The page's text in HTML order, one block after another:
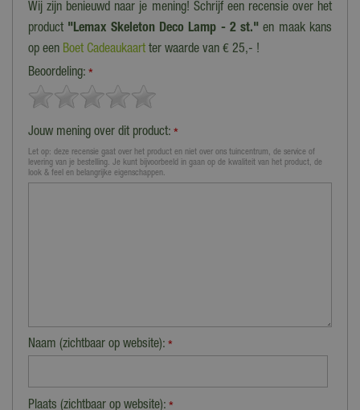
Wij zijn benieuwd naar je mening! Schrijf een recensie over het
product "Lemax Skeleton Deco Lamp - 2 st." en maak kans
op een Boet Cadeaukaart ter waarde van € 25,- !
Beoordeling: *
Jouw mening over dit product: *
Let op: deze recensie gaat over het product en niet over ons tuincentrum, de service of
levering van je bestelling. Je kunt bijvoorbeeld in gaan op de kwaliteit van het product, de
look & feel en belangrijke eigenschappen.
Naam (zichtbaar op website): *
Plaats (zichtbaar op website):